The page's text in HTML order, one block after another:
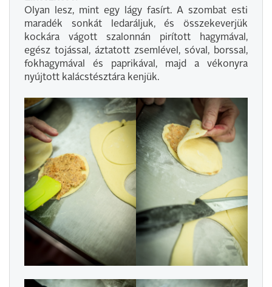
Olyan lesz, mint egy lágy fasírt. A szombat esti
maradék sonkát ledaráljuk, és összekeverjük
kockára vágott szalonnán pirított hagymával,
egész tojással, áztatott zsemlével, sóval, borssal,
fokhagymával és paprikával, majd a vékonyra
nyújtott kalácstésztára kenjük.